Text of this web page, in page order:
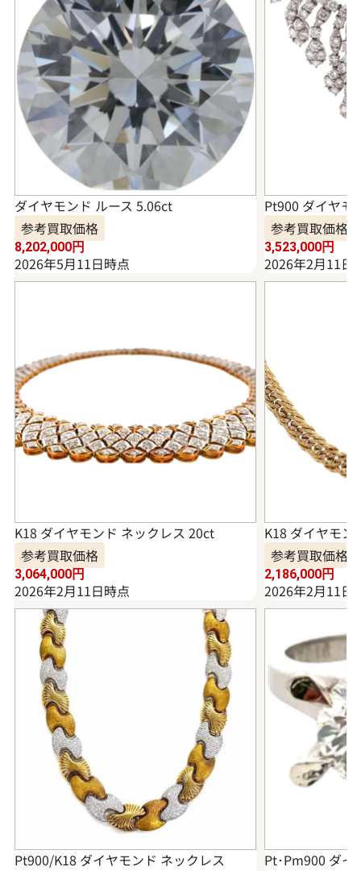
ダイヤモンド ルース 5.06ct
参考買取価格
8,202,000円
2026年5月11日時点
Pt900 ダイヤモ
参考買取価格
3,523,000円
2026年2月11日
K18 ダイヤモンド ネックレス 20ct
参考買取価格
3,064,000円
2026年2月11日時点
K18 ダイヤモン
参考買取価格
2,186,000円
2026年2月11日
Pt900/K18 ダイヤモンド ネックレス
Pt･Pm900 ダイ